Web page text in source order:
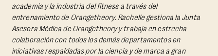
academia y la industria del fitness a través del
entrenamiento de Orangetheory. Rachelle gestiona la Junta
Asesora Médica de Orangetheory y trabaja en estrecha
colaboración con todos los demás departamentos en
iniciativas respaldadas por la ciencia y de marca a gran